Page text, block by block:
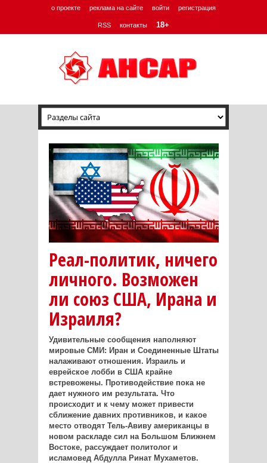
о проекте реклама на сайте войти регистрация
RSS контакты 18+
Реал-политик, ничего
личного. Возможен
ли союз США, Ирана и
Израиля?
Удивительные сообщения наполняют
мировые СМИ: Иран и Соединенные Штаты
налаживают отношения. Израиль и
еврейское лобби в США крайне
встревожены. Противодействие пока не
дает нужного им результата. Что
происходит и к чему может привести
сближение давних противников, и какое
место отводят Тель-Авиву американцы в
новом раскладе сил на Большом Ближнем
Востоке, рассуждает политолог и
исламовед Абдулла Ринат Мухаметов.